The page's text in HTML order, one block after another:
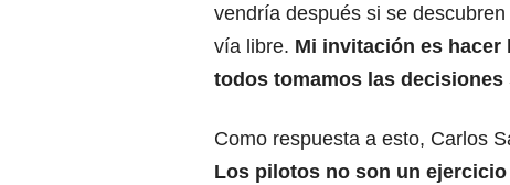
vendría después si se
vía libre. Mi invitación es hacer
todos tomamos las
Como respuesta a esto, Carlos
Los pilotos no son un